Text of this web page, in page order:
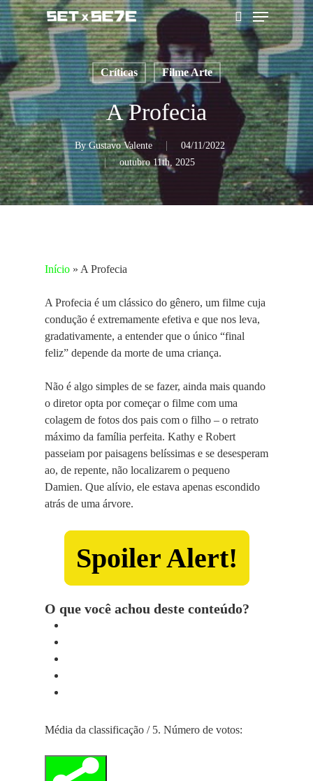
Skip
to
main
content
pesquisar
Menu
Críticas Filme Arte
A Profecia
By Gustavo Valente
04/11/2022
outubro 11th, 2025
Início » A Profecia
A Profecia é um clássico do gênero, um filme cuja
condução é extremamente efetiva e que nos leva,
gradativamente, a entender que o único “final
feliz” depende da morte de uma criança.
Não é algo simples de se fazer, ainda mais quando
o diretor opta por começar o filme com uma
colagem de fotos dos pais com o filho – o retrato
máximo da família perfeita. Kathy e Robert
passeiam por paisagens belíssimas e se desesperam
ao, de repente, não localizarem o pequeno
Damien. Que alívio, ele estava apenas escondido
atrás de uma árvore.
Spoiler Alert!
O que você achou deste conteúdo?
Média da classificação / 5. Número de votos: